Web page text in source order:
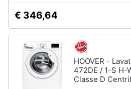
€ 346,64
HOOVER -
472DE / 1-S H-
Classe D